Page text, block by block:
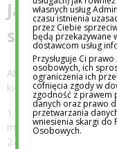
Jak
stylu
Aby stworzyć udaną
kierować się kilkoma
Łącz elementy
marynarkę ze
własnych usług
czasu istnienia
przez Ciebie
będą przekazywane
dostawcom usług
Przysługuje Ci
osobowych, ich
ograniczenia ich
cofnięcia zgody w
zgodność z prawem
danych oraz prawo
przetwarzania
wniesienia skargi do
Osobowych.